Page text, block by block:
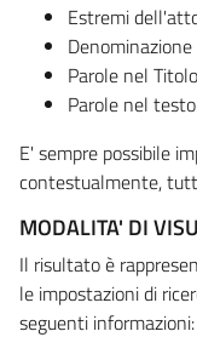
Estremi
Parole nel
Parole nel
E' sempre possibile
contestualmente,
MODALITA' DI
Il risultato è
le impostazioni di
seguenti informazioni: